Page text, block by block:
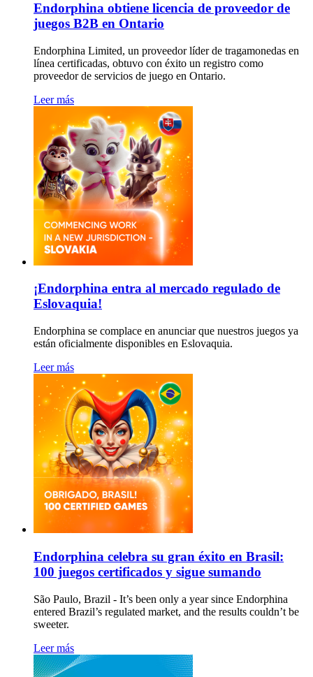
Endorphina obtiene licencia de proveedor de
juegos B2B en Ontario
Endorphina Limited, un proveedor líder de tragamonedas en
línea certificadas, obtuvo con éxito un registro como
proveedor de servicios de juego en Ontario.
Leer más
¡Endorphina entra al mercado regulado de
Eslovaquia!
Endorphina se complace en anunciar que nuestros juegos ya
están oficialmente disponibles en Eslovaquia.
Leer más
Endorphina celebra su gran éxito en Brasil:
100 juegos certificados y sigue sumando
São Paulo, Brazil - It’s been only a year since Endorphina
entered Brazil’s regulated market, and the results couldn’t be
sweeter.
Leer más